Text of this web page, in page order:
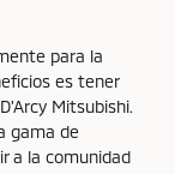
para la
es tener
Mitsubishi.
gama de
a la comunidad